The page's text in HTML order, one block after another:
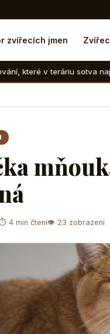
zvířecích jmen
sotva najdete
4 min čtení👁 23 zobrazení